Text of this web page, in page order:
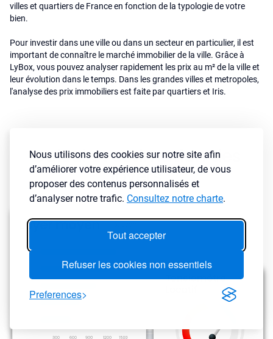
Nous utilisons des cookies sur notre site afin
d’améliorer votre expérience utilisateur, de vous
proposer des contenus personnalisés et
d’analyser notre trafic. Consultez notre charte.
Tout accepter
Refuser les cookies non essentiels
Preferences
villes et quartiers de France en fonction de la typologie de votre
bien.
Pour investir dans une ville ou dans un secteur en particulier, il est
important de connaître le marché immobilier de la ville. Grâce à
LyBox, vous pouvez analyser rapidement les prix au m² de la ville et
leur évolution dans le temps. Dans les grandes villes et metropoles,
l'analyse des prix immobiliers est faite par quartiers et Iris.
Calcul et estimation des
loyers